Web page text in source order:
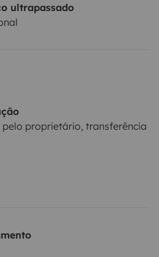
ultrapassado
proprietário, transferência